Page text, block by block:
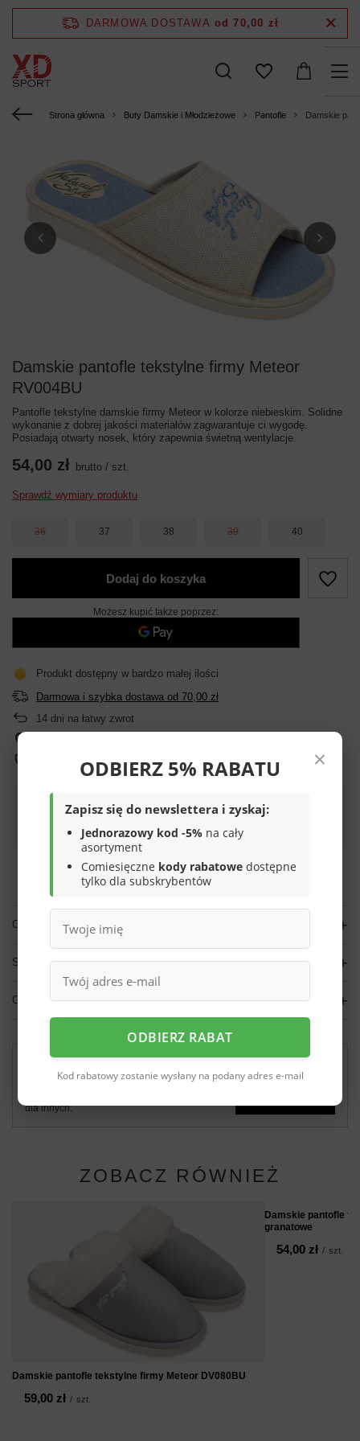
DARMOWA DOSTAWA od 70,00 zł
Strona główna Buty Damskie i Młodzieżowe Pantofle Damskie
Damskie pantofle tekstylne firmy Meteor
RV004BU
Pantofle tekstylne damskie firmy Meteor w kolorze niebieskim. Solidne
wykonanie z dobrej jakości materiałów zagwarantuje ci wygodę.
Posiadają otwarty nosek, który zapewnia świetną wentylacje.
54,00 zł brutto / szt.
Sprawdź wymiary produktu
36 37 38 39 40
Dodaj do koszyka
Możesz kupić także poprzez:
Produkt dostępny w bardzo małej ilości
Darmowa i szybka dostawa od 70,00 zł
14 dni na łatwy zwrot
Bezpieczne zakupy
Darmowa dostawa do paczkomatu lub punktu
Smile - dostawy ze sklepów internetowych przy zamówieniu od
Więcej informacji.
OPIS
SZCZEGÓŁOWE DANE
OPINIE (0)
Zadaj pytanie a my odpowiemy niezwłocznie,
dla innych.
ZOBACZ RÓWNIEŻ
Damskie pantofle tekstylne firmy Meteor DV080BU
59,00 zł / szt.
Damskie pantofle
granatowe
54,00 zł / szt.
×
ODBIERZ 5% RABATU
Zapisz się do newslettera i zyskaj:
Jednorazowy kod -5% na cały
asortyment
Comiesięczne kody rabatowe dostępne
tylko dla subskrybentów
ODBIERZ RABAT
Kod rabatowy zostanie wysłany na podany adres e-mail